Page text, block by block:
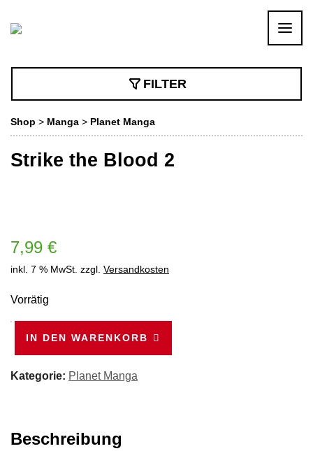
FILTER
Shop > Manga > Planet Manga
Strike the Blood 2
7,99 €
inkl. 7 % MwSt. zzgl. Versandkosten
Vorrätig
Blood
IN DEN WARENKORB
Kategorie: Planet Manga
Beschreibung